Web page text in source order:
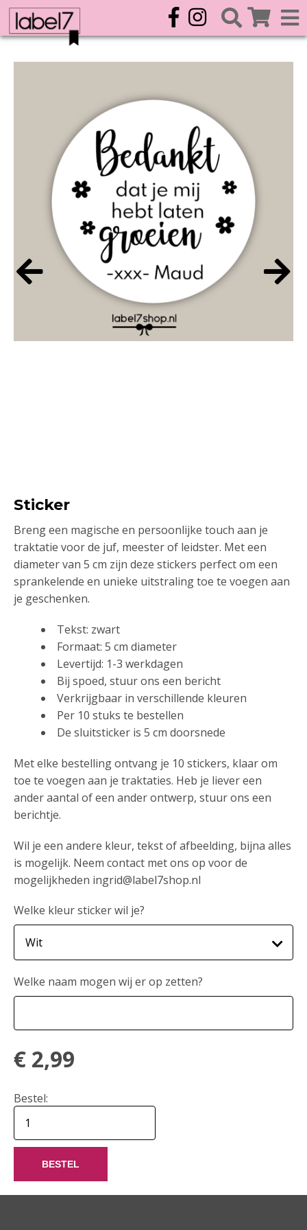
Sticker
Breng een magische en persoonlijke touch aan je
traktatie voor de juf, meester of leidster. Met een
diameter van 5 cm zijn deze stickers perfect om een
sprankelende en unieke uitstraling toe te voegen aan
je geschenken.
Tekst: zwart
Formaat: 5 cm diameter
Levertijd: 1-3 werkdagen
Bij spoed, stuur ons een bericht
Verkrijgbaar in verschillende kleuren
Per 10 stuks te bestellen
De sluitsticker is 5 cm doorsnede
Met elke bestelling ontvang je 10 stickers, klaar om
toe te voegen aan je traktaties. Heb je liever een
ander aantal of een ander ontwerp, stuur ons een
berichtje.
Wil je een andere kleur, tekst of afbeelding, bijna alles
is mogelijk. Neem contact met ons op voor de
mogelijkheden ingrid@label7shop.nl
Welke kleur sticker wil je?
Welke naam mogen wij er op zetten?
€ 2,99
Bestel:
BESTEL